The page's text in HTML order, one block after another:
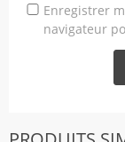
Enregistrer
navigateur